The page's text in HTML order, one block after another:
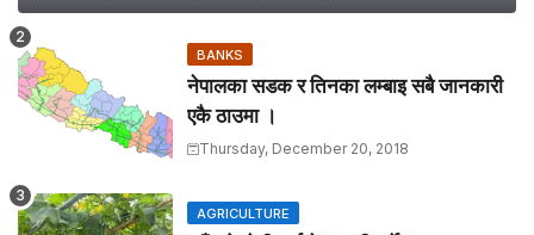
BANKS
नेपालका सडक र तिनका लम्बाइ सबै जानकारी
एकै ठाउमा ।
Thursday, December 20, 2018
AGRICULTURE